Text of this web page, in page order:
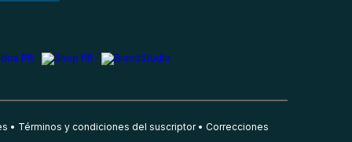
Términos y condiciones del suscriptor Correcciones